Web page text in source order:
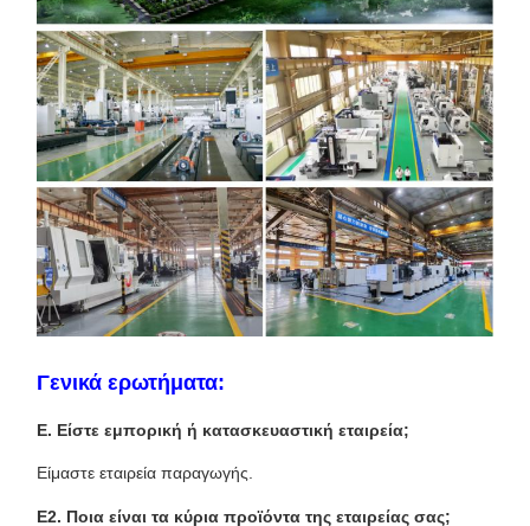
Γενικά ερωτήματα:
Ε. Είστε εμπορική ή κατασκευαστική εταιρεία;
Είμαστε εταιρεία παραγωγής.
Ε2. Ποια είναι τα κύρια προϊόντα της εταιρείας σας;